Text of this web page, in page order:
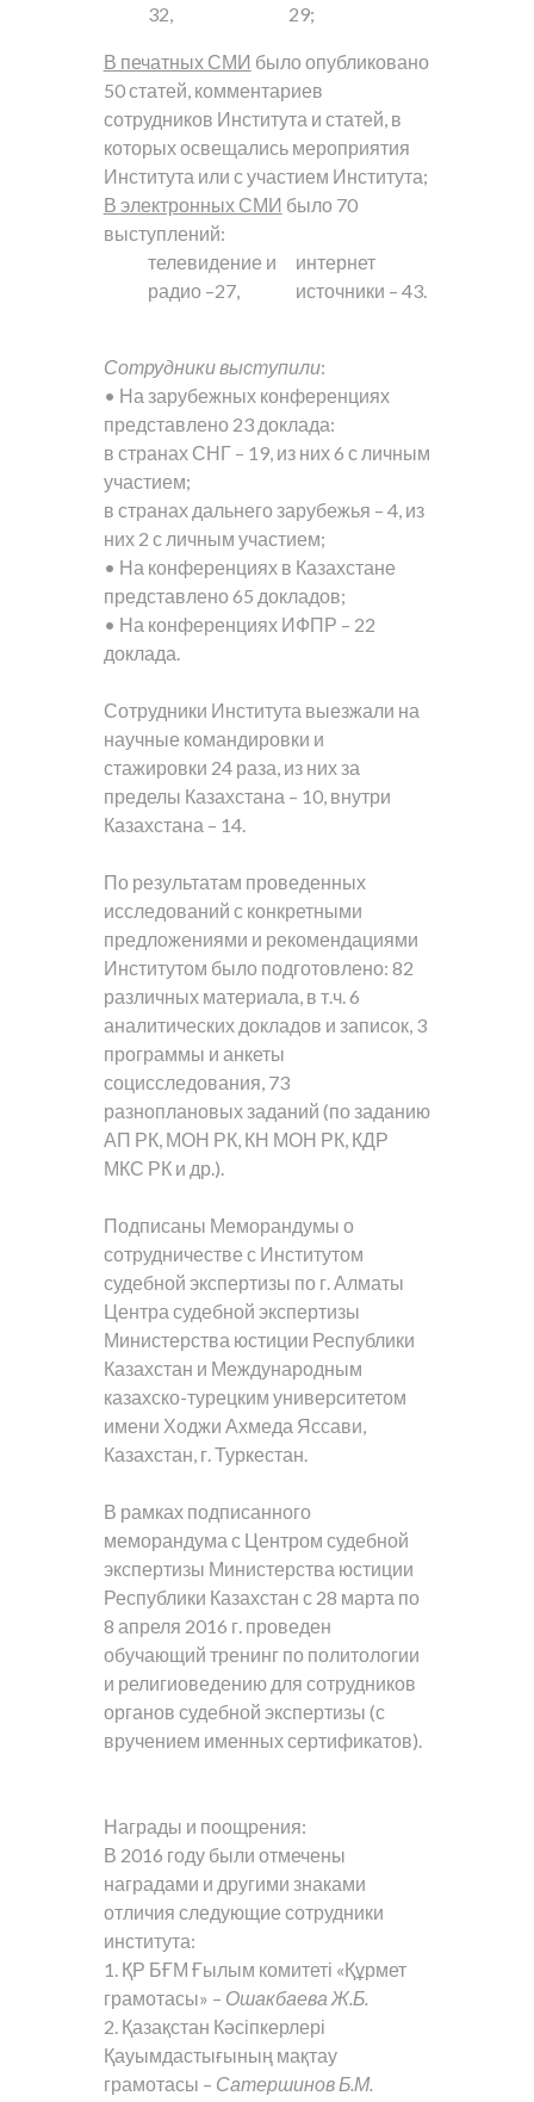
32,
29;
В печатных СМИ было опубликовано
50 статей, комментариев
сотрудников Института и статей, в
которых освещались мероприятия
Института или с участием Института;
В электронных СМИ было 70
выступлений:
телевидение и
радио –27,
интернет
источники – 43.
Сотрудники выступили:
• На зарубежных конференциях
представлено 23 доклада:
в странах СНГ – 19, из них 6 с личным
участием;
в странах дальнего зарубежья – 4, из
них 2 с личным участием;
• На конференциях в Казахстане
представлено 65 докладов;
• На конференциях ИФПР – 22
доклада.
Сотрудники Института выезжали на
научные командировки и
стажировки 24 раза, из них за
пределы Казахстана – 10, внутри
Казахстана – 14.
По результатам проведенных
исследований с конкретными
предложениями и рекомендациями
Институтом было подготовлено: 82
различных материала, в т.ч. 6
аналитических докладов и записок, 3
программы и анкеты
социсследования, 73
разноплановых заданий (по заданию
АП РК, МОН РК, КН МОН РК, КДР
МКС РК и др.).
Подписаны Меморандумы о
сотрудничестве с Институтом
судебной экспертизы по г. Алматы
Центра судебной экспертизы
Министерства юстиции Республики
Казахстан и Международным
казахско-турецким университетом
имени Ходжи Ахмеда Яссави,
Казахстан, г. Туркестан.
В рамках подписанного
меморандума с Центром судебной
экспертизы Министерства юстиции
Республики Казахстан с 28 марта по
8 апреля 2016 г. проведен
обучающий тренинг по политологии
и религиоведению для сотрудников
органов судебной экспертизы (с
вручением именных сертификатов).
Награды и поощрения:
В 2016 году были отмечены
наградами и другими знаками
отличия следующие сотрудники
института:
1. ҚР БҒМ Ғылым комитеті «Құрмет
грамотасы» – Ошакбаева Ж.Б.
2. Қазақстан Кәсіпкерлері
Қауымдастығының мақтау
грамотасы – Сатершинов Б.М.